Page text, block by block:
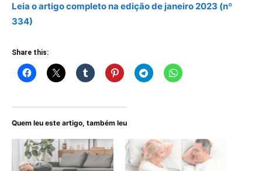
Leia o artigocompletona edição de janeiro 2023 (nº
334)
Share this:
Quem leu este artigo, também leu